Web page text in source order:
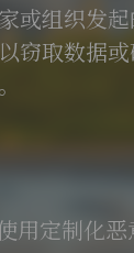
或组织发
窃取数据
用定制化